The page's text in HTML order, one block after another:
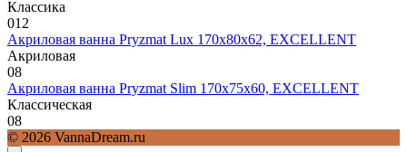
Классика
012
Акриловая ванна Pryzmat Lux 170х80х62, EXCELLENT
Акриловая
08
Акриловая ванна Pryzmat Slim 170х75х60, EXCELLENT
Классическая
08
© 2026 VannaDream.ru